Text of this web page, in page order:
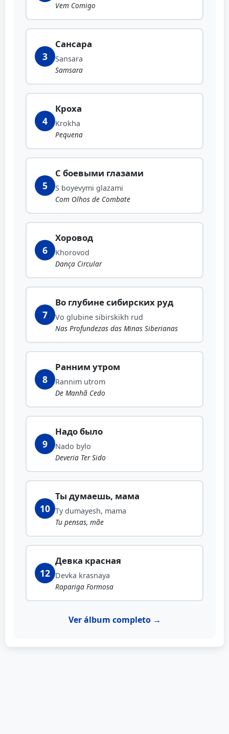
Vem Comigo
3
Сансара
Sansara
Samsara
4
Кроха
Krokha
Pequena
5
С боевыми глазами
S boyevymi glazami
Com Olhos de Combate
6
Хоровод
Khorovod
Dança Circular
7
Во глубине сибирских руд
Vo glubine sibirskikh rud
Nas Profundezas das Minas Siberianas
8
Ранним утром
Rannim utrom
De Manhã Cedo
9
Надо было
Nado bylo
Deveria Ter Sido
10
Ты думаешь, мама
Ty dumayesh, mama
Tu pensas, mãe
12
Девка красная
Devka krasnaya
Rapariga Formosa
Ver álbum completo →